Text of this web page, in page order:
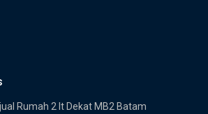
Rumah 2 lt Dekat MB2 Batam